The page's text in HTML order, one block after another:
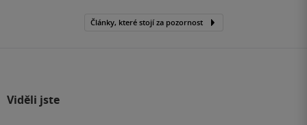
Články, které stojí za pozornost
Viděli jste